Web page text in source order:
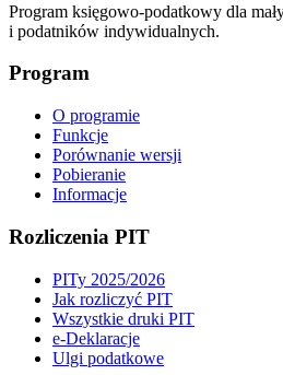
Program księgowo-podatkowy dla
i podatników indywidualnych.
Program
O programie
Funkcje
Porównanie wersji
Pobieranie
Informacje
Rozliczenia PIT
PITy 2025/2026
Jak rozliczyć PIT
Wszystkie druki PIT
e-Deklaracje
Ulgi podatkowe